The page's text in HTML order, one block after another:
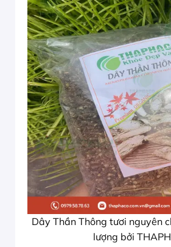
Dây Thần Thông tươi nguyên
lượng bởi